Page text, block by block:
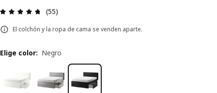
Revisión: 4.7 fuera de 5 estrellas. Revisiones
(55)
El colchón y la ropa de cama se venden aparte.
Elige color: Negro